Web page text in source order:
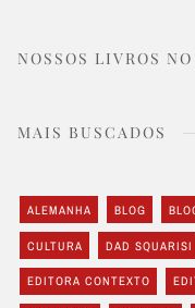
NOSSOS LIVROS NO
MAIS BUSCADOS
ALEMANHA BLOG
CULTURA DAD SQUARISI
EDITORA CONTEXTO